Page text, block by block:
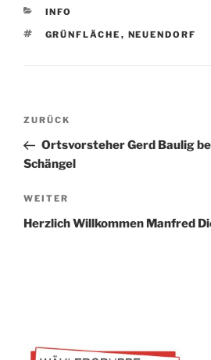
KATEGORIEN
INFO
SCHLAGWÖRTER
GRÜNFLÄCHE , NEUENDORF
Beitragsnavigation
Vorheriger
Beitrag
ZURÜCK
Ortsvorsteher Gerd Baulig
Schängel
Nächster
Beitrag
WEITER
Herzlich Willkommen Manfred